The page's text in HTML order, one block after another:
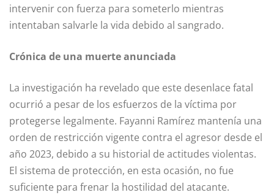
intervenir con fuerza para someterlo mientras
intentaban salvarle la vida debido al sangrado.
Crónica de una muerte anunciada
La investigación ha revelado que este desenlace fatal
ocurrió a pesar de los esfuerzos de la víctima por
protegerse legalmente. Fayanni Ramírez mantenía una
orden de restricción vigente contra el agresor desde el
año 2023, debido a su historial de actitudes violentas.
El sistema de protección, en esta ocasión, no fue
suficiente para frenar la hostilidad del atacante.